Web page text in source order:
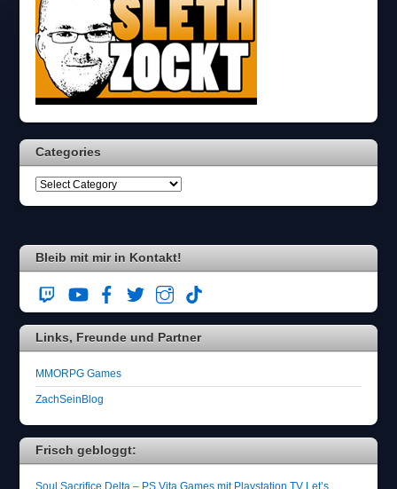
Categories
Bleib mit mir in Kontakt!
Links, Freunde und Partner
MMORPG Games
ZachSeinBlog
Frisch gebloggt:
Soul Sacrifice Delta – PS Vita Games mit Playstation TV Let’s